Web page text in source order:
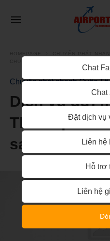
Chuyển phát nhanh Quốc Tế
Dịch vụ gửi
Thành phố
sang Nhật
Chat
Chat
Đặt dịch vụ
Liên hệ
Hỗ trợ
Liên hệ